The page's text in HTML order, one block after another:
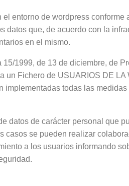
entorno de wordpress conforme
datos que, de acuerdo con la
en el mismo.
1999, de 13 de diciembre, de
un Fichero de USUARIOS DE
todas las medidas
datos de carácter personal que
casos se pueden realizar
a los usuarios informando